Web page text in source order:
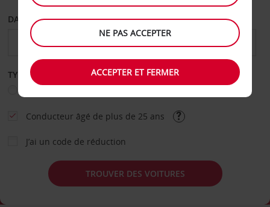
DATE DE DÉPART DATE DE RETOUR
TYPE DE LOCATION
Conducteur âgé de plus de 25 ans
J’ai un code de réduction
TROUVER DES VOITURES
NE PAS ACCEPTER
ACCEPTER ET FERMER